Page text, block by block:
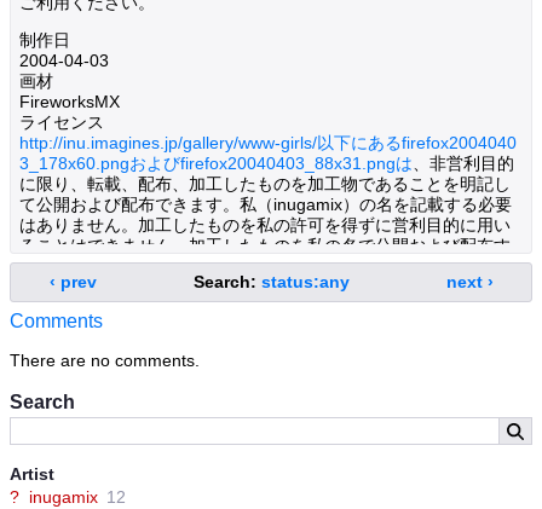
Search
Artist
? inugamix 12
制作日
2004-04-03
画材
FireworksMX
ライセンス
http://inu.imagines.jp/gallery/www-girls/以下にあるfirefox2004040
3_178x60.pngおよびfirefox20040403_88x31.pngは、非営利目的
に限り、転載、配布、加工したものを加工物であることを明記し
て公開および配布できます。私（inugamix）の名を記載する必要
はありません。加工したものを私の許可を得ずに営利目的に用い
ることはできません。加工したものを私の名で公開および配布す
ることはできません。Mozilla Firefox の普及や愛好者宣言のため
に利用されることを歓迎します。なお、Firefox は Mozilla
Foundation の商標です。公開する際には、商標権を侵害しないよ
うに注意しましょう。
This work is licensed under a Creative Commons License
‹ prev Search: status:any next ›
Comments
There are no comments.